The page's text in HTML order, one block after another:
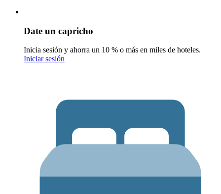
Date un capricho
Inicia sesión y ahorra un 10 % o más en miles de hoteles.
Iniciar sesión